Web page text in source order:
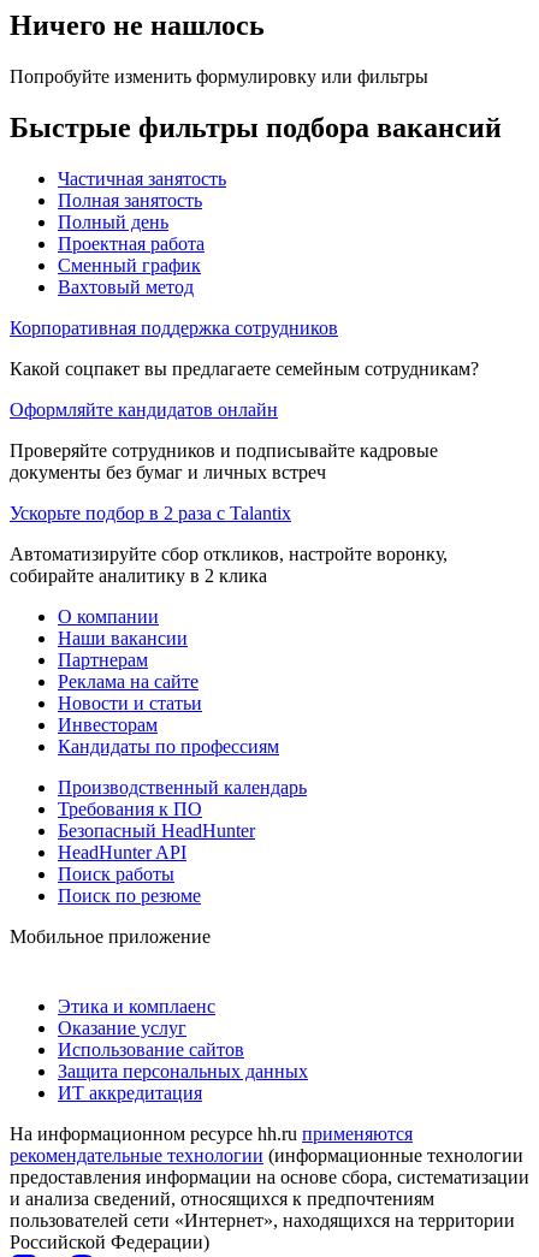
Ничего не нашлось
Попробуйте изменить формулировку или фильтры
Быстрые фильтры подбора вакансий
Частичная занятость
Полная занятость
Полный день
Проектная работа
Сменный график
Вахтовый метод
Корпоративная поддержка сотрудников
Какой соцпакет вы предлагаете семейным сотрудникам?
Оформляйте кандидатов онлайн
Проверяйте сотрудников и подписывайте кадровые
документы без бумаг и личных встреч
Ускорьте подбор в 2 раза с Talantix
Автоматизируйте сбор откликов, настройте воронку,
собирайте аналитику в 2 клика
О компании
Наши вакансии
Партнерам
Реклама на сайте
Новости и статьи
Инвесторам
Кандидаты по профессиям
Производственный календарь
Требования к ПО
Безопасный HeadHunter
HeadHunter API
Поиск работы
Поиск по резюме
Мобильное приложение
Этика и комплаенс
Оказание услуг
Использование сайтов
Защита персональных данных
ИТ аккредитация
На информационном ресурсе hh.ru применяются
рекомендательные технологии (информационные технологии
предоставления информации на основе сбора, систематизации
и анализа сведений, относящихся к предпочтениям
пользователей сети «Интернет», находящихся на территории
Российской Федерации)